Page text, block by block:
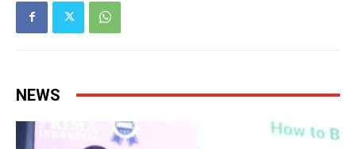
NEWS